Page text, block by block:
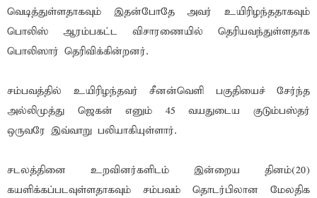
வெடித்துள்ளதாகவும் இதன்போதே அவர் உயிரிழந்ததாகவும்
பொலிஸ் ஆரம்பகட்ட விசாரணையில் தெரியவந்துள்ளதாக
பொலிஸார் தெரிவிக்கின்றனர்.
சம்பவத்தில் உயிரிழந்தவர் சீனன்வெளி பகுதியைச் சேர்ந்த
அல்லிமுத்து ஜெகன் எனும் 45 வயதுடைய குடும்பஸ்தர்
ஒருவரே இவ்வாறு பலியாகியுள்ளார்.
சடலத்தினை உறவினர்களிடம் இன்றைய தினம்(20)
கயளிக்கப்படவுள்ளதாகவும் சம்பவம் தொடர்பிலான மேலதிக